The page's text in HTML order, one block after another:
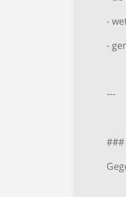
-
-
---
###